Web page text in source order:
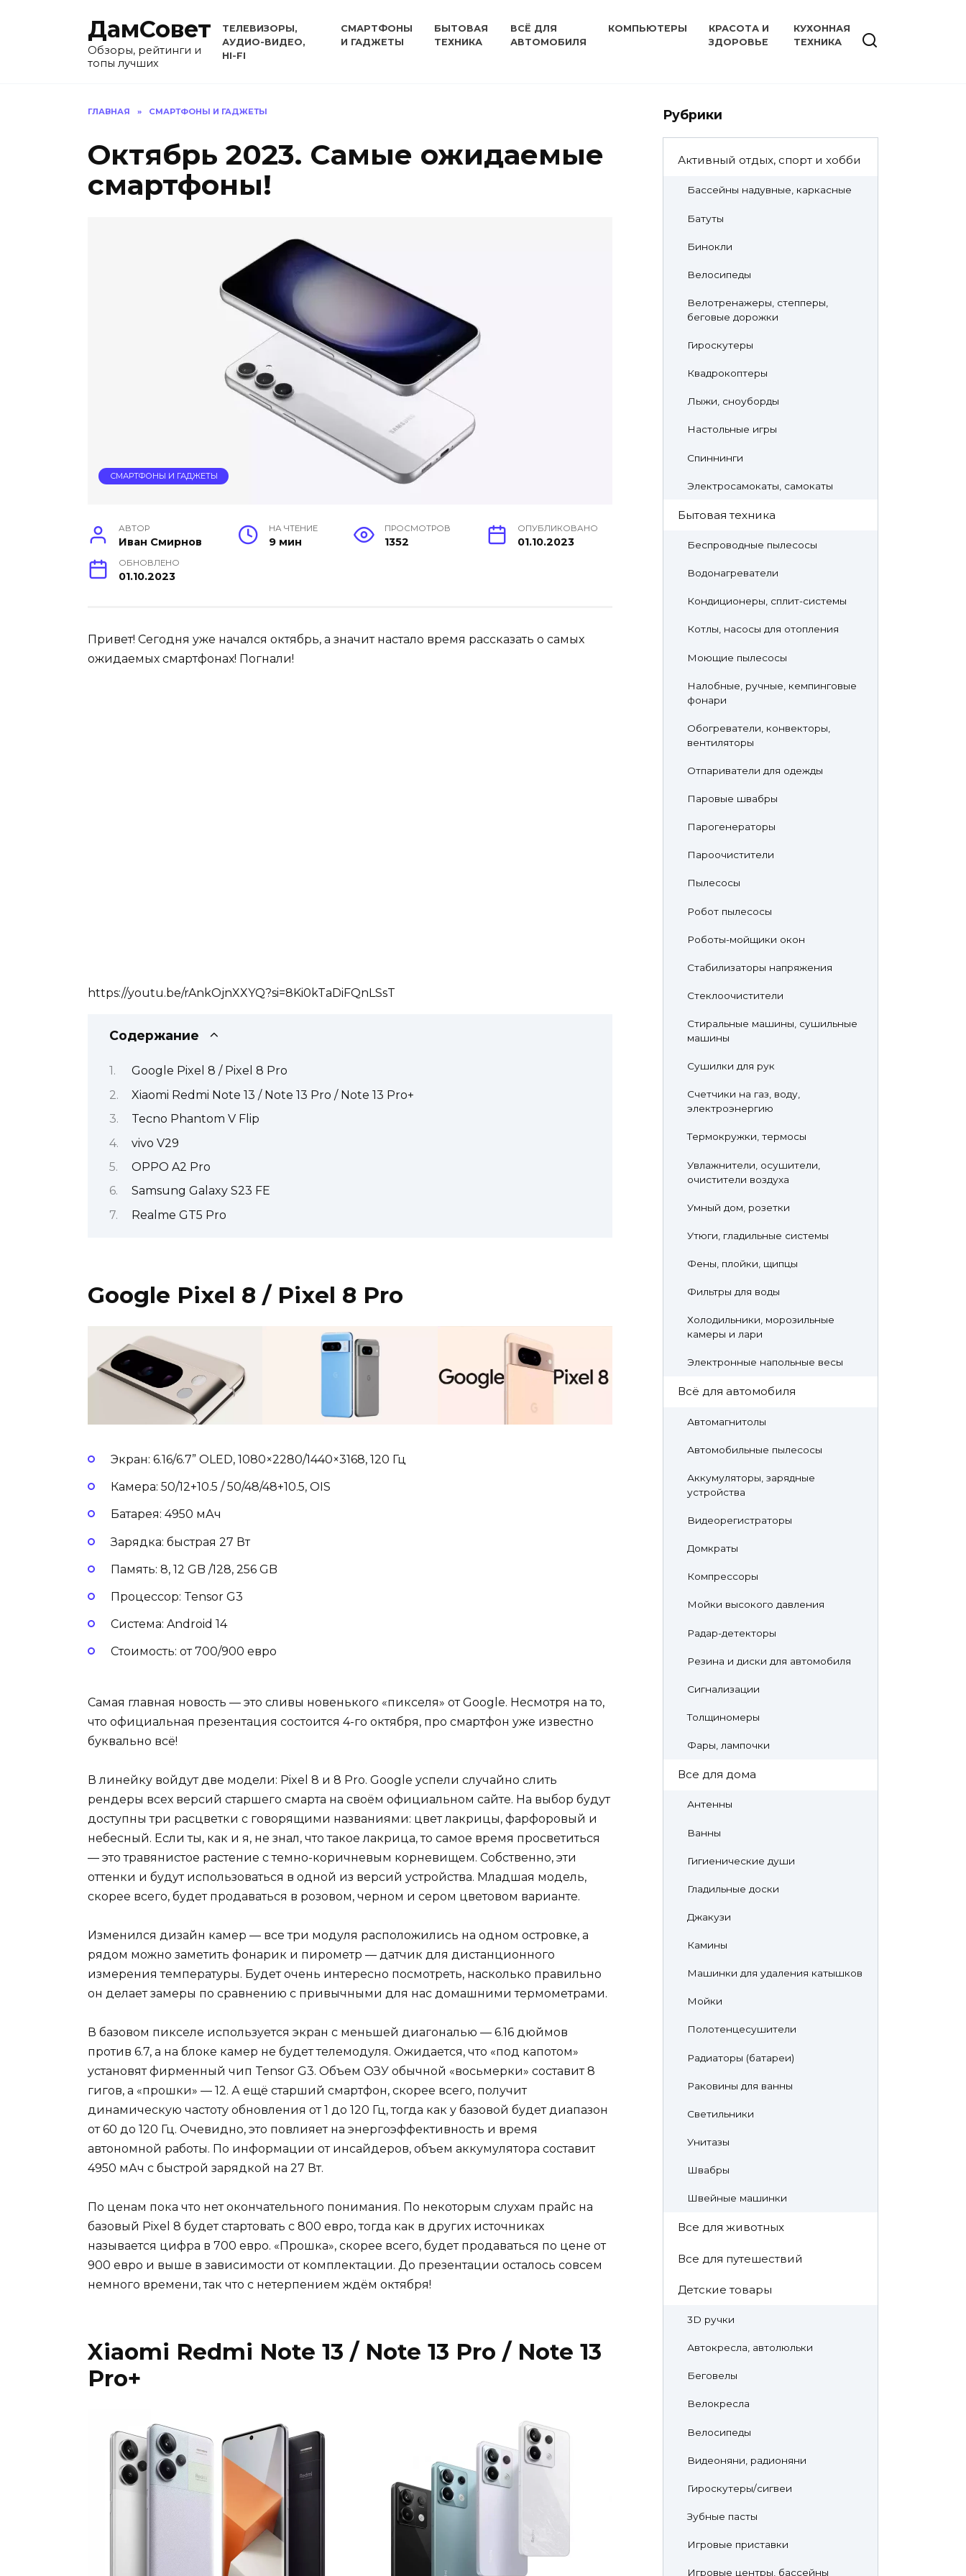
ДамСовет
Обзоры, рейтинги и
топы лучших
ТЕЛЕВИЗОРЫ,
АУДИО-ВИДЕО,
HI-FI
СМАРТФОНЫ
И ГАДЖЕТЫ
БЫТОВАЯ
ТЕХНИКА
ВСЁ ДЛЯ
АВТОМОБИЛЯ
КОМПЬЮТЕРЫ
КРАСОТА И
ЗДОРОВЬЕ
КУХОННАЯ
ТЕХНИКА
ГЛАВНАЯ » СМАРТФОНЫ И ГАДЖЕТЫ
Октябрь 2023. Самые ожидаемые
смартфоны!
СМАРТФОНЫ И ГАДЖЕТЫ
АВТОР
Иван Смирнов
НА ЧТЕНИЕ
9 мин
ПРОСМОТРОВ
1352
ОПУБЛИКОВАНО
01.10.2023
ОБНОВЛЕНО
01.10.2023
Привет! Сегодня уже начался октябрь, а значит настало время рассказать о самых
ожидаемых смартфонах! Погнали!
https://youtu.be/rAnkOjnXXYQ?si=8Ki0kTaDiFQnLSsT
Содержание
Google Pixel 8 / Pixel 8 Pro
Xiaomi Redmi Note 13 / Note 13 Pro / Note 13 Pro+
Tecno Phantom V Flip
vivo V29
OPPO A2 Pro
Samsung Galaxy S23 FE
Realme GT5 Pro
Google Pixel 8 / Pixel 8 Pro
Экран: 6.16/6.7” OLED, 1080×2280/1440×3168, 120 Гц
Камера: 50/12+10.5 / 50/48/48+10.5, OIS
Батарея: 4950 мАч
Зарядка: быстрая 27 Вт
Память: 8, 12 GB /128, 256 GB
Процессор: Tensor G3
Система: Android 14
Стоимость: от 700/900 евро
Самая главная новость — это сливы новенького «пикселя» от Google. Несмотря на то,
что официальная презентация состоится 4-го октября, про смартфон уже известно
буквально всё!
В линейку войдут две модели: Pixel 8 и 8 Pro. Google успели случайно слить
рендеры всех версий старшего смарта на своём официальном сайте. На выбор будут
доступны три расцветки с говорящими названиями: цвет лакрицы, фарфоровый и
небесный. Если ты, как и я, не знал, что такое лакрица, то самое время просветиться
— это травянистое растение с темно-коричневым корневищем. Собственно, эти
оттенки и будут использоваться в одной из версий устройства. Младшая модель,
скорее всего, будет продаваться в розовом, черном и сером цветовом варианте.
Изменился дизайн камер — все три модуля расположились на одном островке, а
рядом можно заметить фонарик и пирометр — датчик для дистанционного
измерения температуры. Будет очень интересно посмотреть, насколько правильно
он делает замеры по сравнению с привычными для нас домашними термометрами.
В базовом пикселе используется экран с меньшей диагональю — 6.16 дюймов
против 6.7, а на блоке камер не будет телемодуля. Ожидается, что «под капотом»
установят фирменный чип Tensor G3. Объем ОЗУ обычной «восьмерки» составит 8
гигов, а «прошки» — 12. А ещё старший смартфон, скорее всего, получит
динамическую частоту обновления от 1 до 120 Гц, тогда как у базовой будет диапазон
от 60 до 120 Гц. Очевидно, это повлияет на энергоэффективность и время
автономной работы. По информации от инсайдеров, объем аккумулятора составит
4950 мАч с быстрой зарядкой на 27 Вт.
По ценам пока что нет окончательного понимания. По некоторым слухам прайс на
базовый Pixel 8 будет стартовать с 800 евро, тогда как в других источниках
называется цифра в 700 евро. «Прошка», скорее всего, будет продаваться по цене от
900 евро и выше в зависимости от комплектации. До презентации осталось совсем
немного времени, так что с нетерпением ждём октября!
Xiaomi Redmi Note 13 / Note 13 Pro / Note 13
Pro+
Рубрики
Активный отдых, спорт и хобби
Бассейны надувные, каркасные
Батуты
Бинокли
Велосипеды
Велотренажеры, степперы,
беговые дорожки
Гироскутеры
Квадрокоптеры
Лыжи, сноуборды
Настольные игры
Спиннинги
Электросамокаты, самокаты
Бытовая техника
Беспроводные пылесосы
Водонагреватели
Кондиционеры, сплит-системы
Котлы, насосы для отопления
Моющие пылесосы
Налобные, ручные, кемпинговые
фонари
Обогреватели, конвекторы,
вентиляторы
Отпариватели для одежды
Паровые швабры
Парогенераторы
Пароочистители
Пылесосы
Робот пылесосы
Роботы-мойщики окон
Стабилизаторы напряжения
Стеклоочистители
Стиральные машины, сушильные
машины
Сушилки для рук
Счетчики на газ, воду,
электроэнергию
Термокружки, термосы
Увлажнители, осушители,
очистители воздуха
Умный дом, розетки
Утюги, гладильные системы
Фены, плойки, щипцы
Фильтры для воды
Холодильники, морозильные
камеры и лари
Электронные напольные весы
Всё для автомобиля
Автомагнитолы
Автомобильные пылесосы
Аккумуляторы, зарядные
устройства
Видеорегистраторы
Домкраты
Компрессоры
Мойки высокого давления
Радар-детекторы
Резина и диски для автомобиля
Сигнализации
Толщиномеры
Фары, лампочки
Все для дома
Антенны
Ванны
Гигиенические души
Гладильные доски
Джакузи
Камины
Машинки для удаления катышков
Мойки
Полотенцесушители
Радиаторы (батареи)
Раковины для ванны
Светильники
Унитазы
Швабры
Швейные машинки
Все для животных
Все для путешествий
Детские товары
3D ручки
Автокресла, автолюльки
Беговелы
Велокресла
Велосипеды
Видеоняни, радионяни
Гироскутеры/сигвеи
Зубные пасты
Игровые приставки
Игровые центры, бассейны